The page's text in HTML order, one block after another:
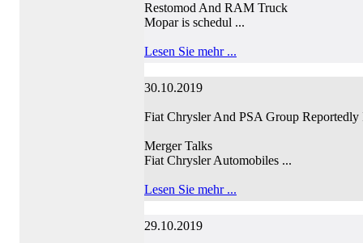
Restomod And RAM Truck
Mopar is schedul ...
Lesen Sie mehr ...
30.10.2019
Fiat Chrysler And PSA Group Reportedly
Merger Talks
Fiat Chrysler Automobiles ...
Lesen Sie mehr ...
29.10.2019